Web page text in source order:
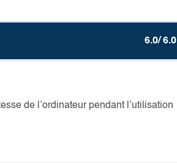
6.0/ 6.0
de l’ordinateur pendant l’utilisation